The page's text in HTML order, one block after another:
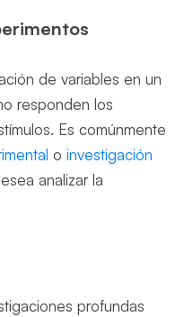
de variables en un
responden los
Es comúnmente
o investigación
analizar la
profundas